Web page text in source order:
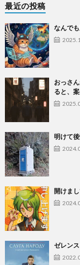
最近の投稿
なんで
おっさ
ると、
明けて
開けま
ゼレン